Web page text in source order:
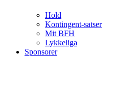
Hold
Kontingent-satser
Mit BFH
Lykkeliga
Sponsorer